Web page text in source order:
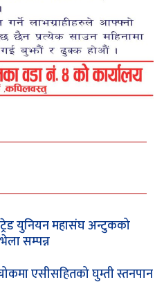
युनियन महासंघ अन्टुकको
सम्पन्न
एसीसहितको घुम्ती स्तनपान